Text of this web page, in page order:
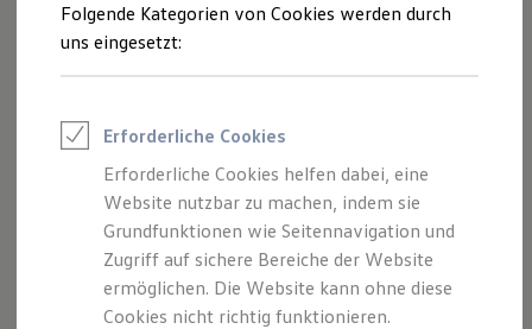
Saisonangebote
Reifenpakete
Leasing
Leasing-Angebote
Elektroauto Leasing
Kleinwagen-Leasing
Leasing ohne Anzahlung
Finanzierung
Autokredit mit Schlussrate
Versicherungen und Garantien
Kfz-Versicherung
Restschuldversicherungen
Garantien
Der Polo
Kompakt, wendig und voller Möglichkeiten.
Entdecken Sie den Polo.
Folgende Kategorien von Cookies werden durch
uns eingesetzt:
Erforderliche Cookies
Erforderliche Cookies helfen dabei, eine
Website nutzbar zu machen, indem sie
Grundfunktionen wie Seitennavigation und
Zugriff auf sichere Bereiche der Website
ermöglichen. Die Website kann ohne diese
Cookies nicht richtig funktionieren.